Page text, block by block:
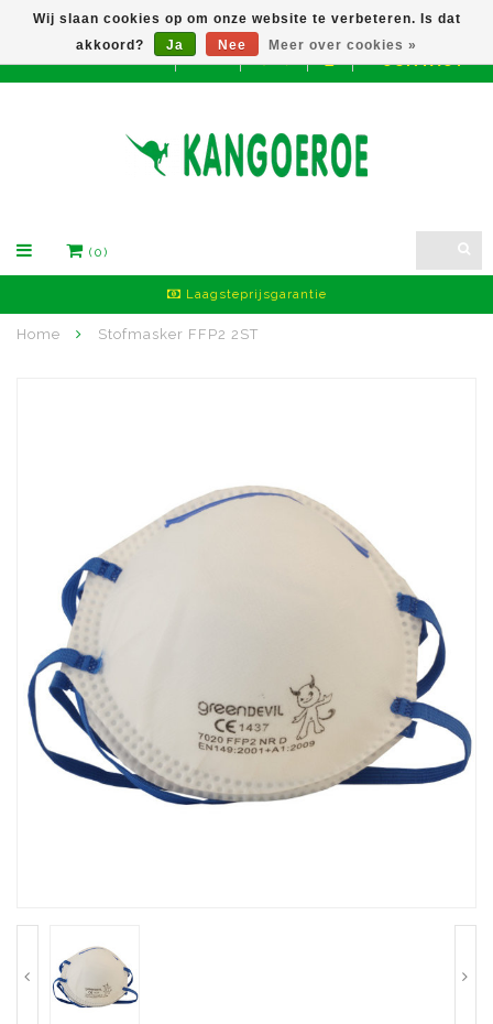
EUR CONTACT
(0)
Laagsteprijsgarantie
Home Stofmasker FFP2 2ST
Wij slaan cookies op om onze website te verbeteren. Is dat
akkoord?
Ja Nee Meer over cookies »